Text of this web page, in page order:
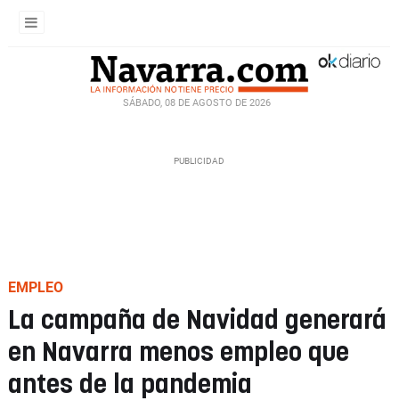
SÁBADO, 08 DE AGOSTO DE 2026
EMPLEO
La campaña de Navidad generará
en Navarra menos empleo que
antes de la pandemia